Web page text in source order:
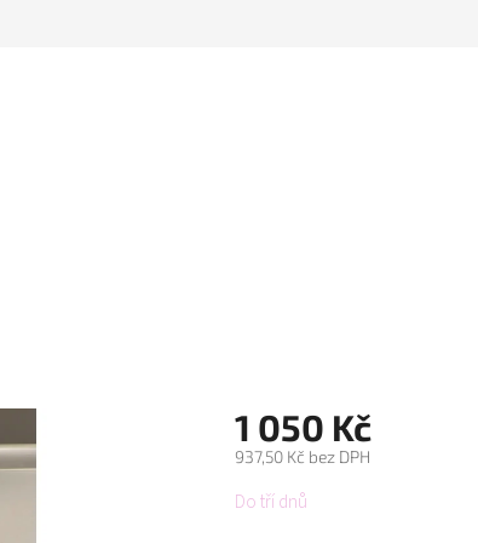
1 050 Kč
937,50 Kč bez DPH
Měrná
cena:
Do tří dnů